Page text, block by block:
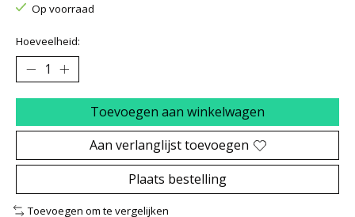
Op voorraad
Hoeveelheid:
Toevoegen aan winkelwagen
Aan verlanglijst toevoegen
Plaats bestelling
Toevoegen om te vergelijken